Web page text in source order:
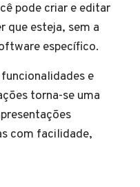
pode criar e editar
que esteja, sem a
específico.
e
torna-se uma
com facilidade,